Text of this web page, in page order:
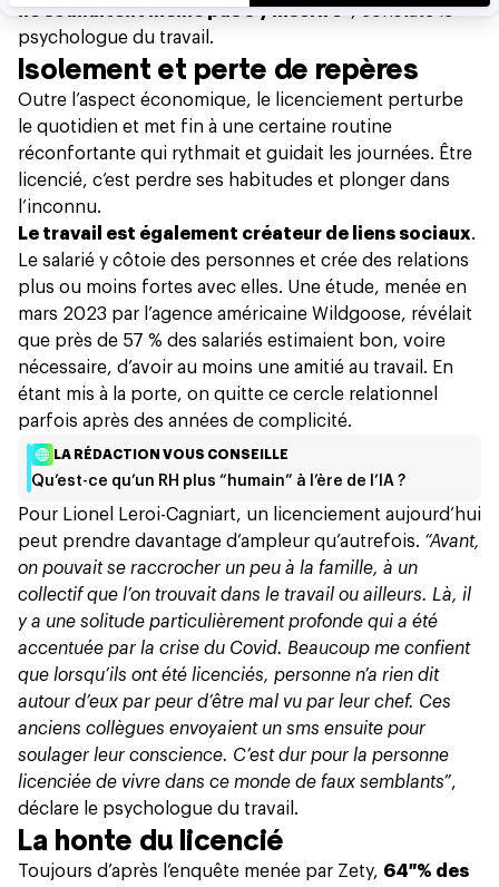
ne souhaitent même pas s’y inscrire”, constate le
psychologue du travail.
Isolement et perte de repères
Outre l’aspect économique, le licenciement perturbe
le quotidien et met fin à une certaine routine
réconfortante qui rythmait et guidait les journées. Être
licencié, c’est perdre ses habitudes et plonger dans
l’inconnu.
Le travail est également créateur de liens sociaux.
Le salarié y côtoie des personnes et crée des relations
plus ou moins fortes avec elles. Une étude, menée en
mars 2023 par l’agence américaine Wildgoose, révélait
que près de 57 % des salariés estimaient bon, voire
nécessaire, d’avoir au moins une amitié au travail . En
étant mis à la porte, on quitte ce cercle relationnel
parfois après des années de complicité.
LA RÉDACTION VOUS CONSEILLE
Qu’est-ce qu’un RH plus “humain” à l’ère de l’IA ?
Pour Lionel Leroi-Cagniart, un licenciement aujourd’hui
peut prendre davantage d’ampleur qu’autrefois. “Avant,
on pouvait se raccrocher un peu à la famille, à un
collectif que l’on trouvait dans le travail ou ailleurs. Là, il
y a une solitude particulièrement profonde qui a été
accentuée par la crise du Covid. Beaucoup me confient
que lorsqu’ils ont été licenciés, personne n’a rien dit
autour d’eux par peur d’être mal vu par leur chef. Ces
anciens collègues envoyaient un sms ensuite pour
soulager leur conscience. C’est dur pour la personne
licenciée de vivre dans ce monde de faux semblants”,
déclare le psychologue du travail.
La honte du licencié
Toujours d’après l’enquête menée par Zety, 64 % des